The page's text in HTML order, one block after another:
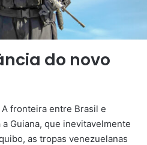
do novo
fronteira entre Brasil e
Guiana, que inevitavelmente
as tropas venezuelanas